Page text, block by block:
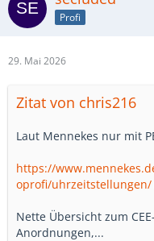
Profi
29. Mai 2026
Zitat von chris216
Laut Mennekes nur mit
https://
oprofi/uhrzeitstellungen/
Nette Übersicht zum
Anordnungen,...